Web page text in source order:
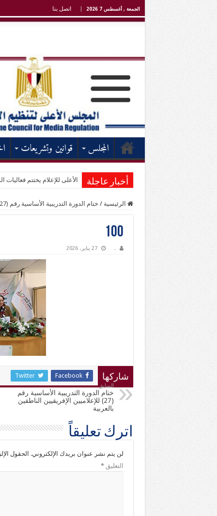
الجمعة , أغسطس 7 2026 اتصل بنا
المجلس قوانين وتشريعات
أخبار عاجلة الأعلى للإعلام يختتم فعاليات
الرئيسية / ختام الدورة التدريبية الأساسية رقم (27) للإعلاميين الإفريقيين الناطقين بالعربية
100
. 27 يناير، 2026
شاركها Facebook
Twitter
السابق
ختام الدورة التدريبية الأساسية رقم
(27) للإعلاميين الإفريقيين الناطقين
بالعربية
اترك تعليقاً
لن يتم نشر عنوان بريدك الإلكتروني. الحقول
التعليق*